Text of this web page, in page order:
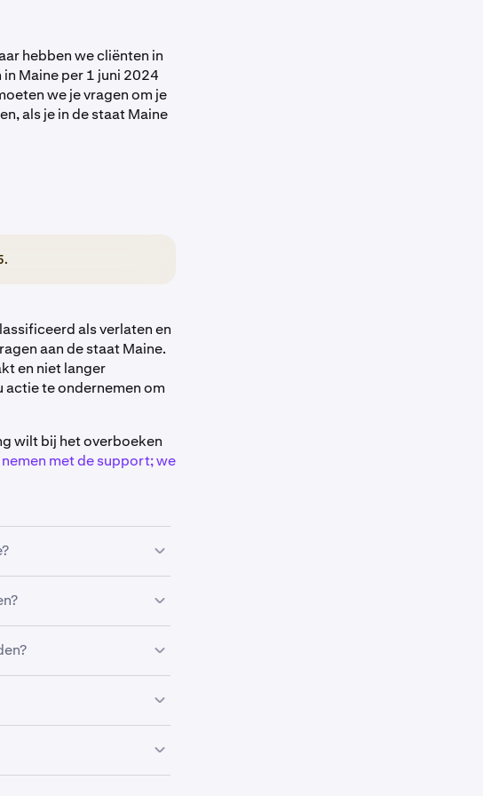
hebben we cliënten in
Maine per 1 juni 2024
we je vragen om je
als je in de staat Maine
als verlaten en
aan de staat Maine.
en niet langer
actie te ondernemen om
wilt bij het overboeken
met de support; we
te bieden, zijn er
om dit te doen
in de toekomst te
krijgt tot je account.
activa die na deze
ligt ons na aan